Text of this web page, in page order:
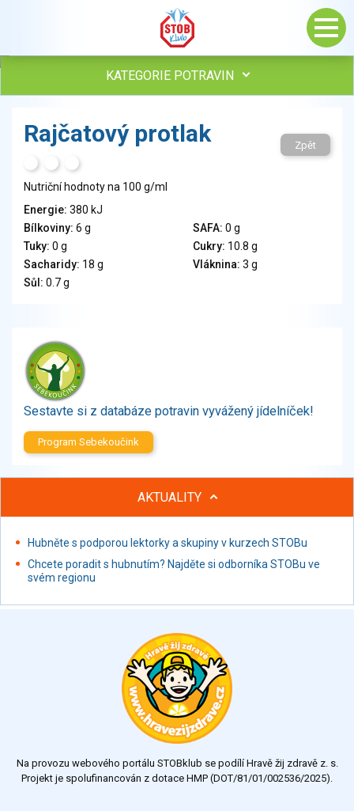
KATEGORIE POTRAVIN
Vejce
Veganské a vegetariánské výrobky
Tuky
Obiloviny, mouka, cereální výrobky
Chléb, pečivo, křehké chleby, pufované výrobky
Ořechy, semena
Zelenina
Brambory, luštěniny, houby
Sladkosti, slané výrobky
Ochucovadla, přísady, sladidla
Proteinové výrobky, doplňky stravy
Nápoje alkoholické
Restaurace, jídelny, hotová jídla
Fastfood
Studená kuchyně, lahůdkářské výrobky
Rajčatový protlak Zpět
Nutriční hodnoty na 100 g/ml
Energie: 380 kJ
Bílkoviny: 6 g SAFA: 0 g
Tuky: 0 g Cukry: 10.8 g
Sacharidy: 18 g Vláknina: 3 g
Sůl: 0.7 g
Sestavte si z databáze potravin vyvážený jídelníček!
Program Sebekoučink
AKTUALITY
Hubněte s podporou lektorky a skupiny v kurzech STOBu
Chcete poradit s hubnutím? Najděte si odborníka STOBu ve
svém regionu
Na provozu webového portálu STOBklub se podílí Hravě žij zdravě z. s.
Projekt je spolufinancován z dotace HMP (DOT/81/01/002536/2025).